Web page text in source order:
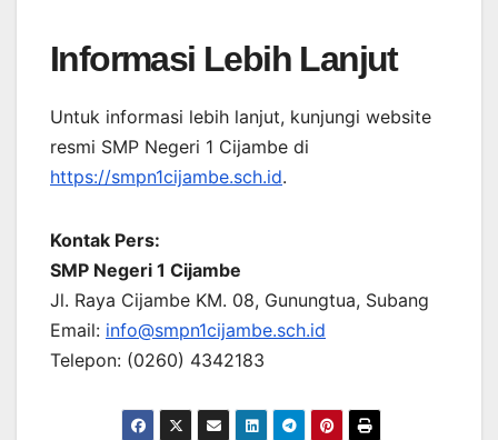
Informasi Lebih Lanjut
Untuk informasi lebih lanjut, kunjungi website
resmi SMP Negeri 1 Cijambe di
https://smpn1cijambe.sch.id.
Kontak Pers:
SMP Negeri 1 Cijambe
Jl. Raya Cijambe KM. 08, Gunungtua, Subang
Email: info@smpn1cijambe.sch.id
Telepon: (0260) 4342183